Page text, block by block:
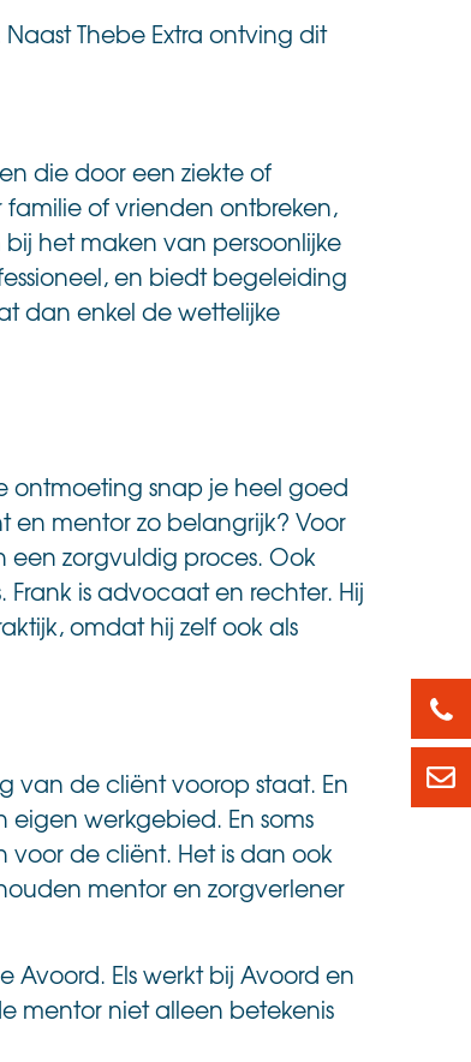
Thebe Extra ontving dit
die door een ziekte of
of vrienden ontbreken,
het maken van persoonlijke
en biedt begeleiding
dan enkel de wettelijke
ontmoeting snap je heel goed
en mentor zo belangrijk? Voor
een zorgvuldig proces. Ook
is advocaat en rechter. Hij
omdat hij zelf ook als
van de cliënt voorop staat. En
werkgebied. En soms
de cliënt. Het is dan ook
mentor en zorgverlener
Els werkt bij Avoord en
mentor niet alleen betekenis